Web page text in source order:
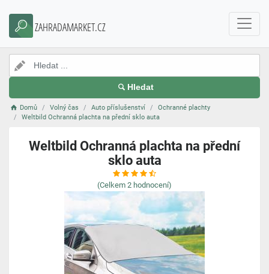
ZAHRADAMARKET.CZ
Hledat
Domů Volný čas Auto příslušenství
Ochranné plachty
Weltbild Ochranná plachta na přední sklo auta
Weltbild Ochranná plachta na přední
sklo auta
(Celkem 2 hodnocení)